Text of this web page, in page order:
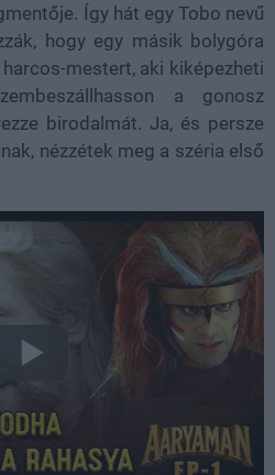
Így hát egy Tobo nevű
hogy egy másik bolygóra
mestert, aki kiképezheti
a gonosz
birodalmát. Ja, és persze
nézzétek meg a széria első